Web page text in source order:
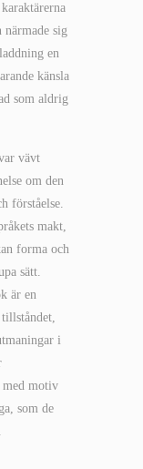
närmade sig
en
känsla
som aldrig
vävt
om den
förståelse.
makt,
forma och
sätt.
är en
i
motiv
som de